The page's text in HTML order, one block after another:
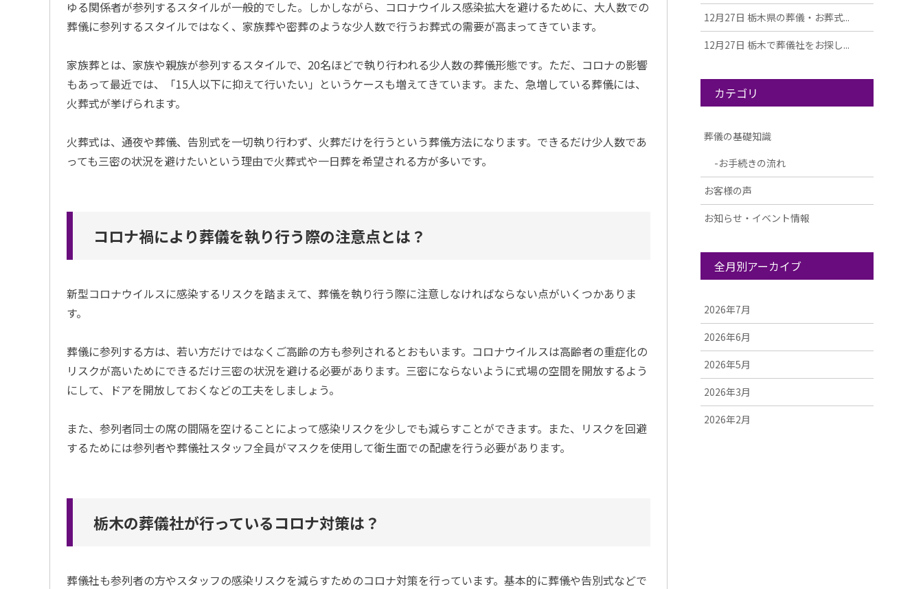
ゆる関係者が参列するスタイルが一般的でした。しかしながら、コロナウイルス感染拡大を避けるために、大人数での
葬儀に参列するスタイルではなく、家族葬や密葬のような少人数で行うお葬式の需要が高まってきています。
家族葬とは、家族や親族が参列するスタイルで、20名ほどで執り行われる少人数の葬儀形態です。ただ、コロナの影響
もあって最近では、「15人以下に抑えて行いたい」というケースも増えてきています。また、急増している葬儀には、
火葬式が挙げられます。
火葬式は、通夜や葬儀、告別式を一切執り行わず、火葬だけを行うという葬儀方法になります。できるだけ少人数であ
っても三密の状況を避けたいという理由で火葬式や一日葬を希望される方が多いです。
コロナ禍により葬儀を執り行う際の注意点とは？
新型コロナウイルスに感染するリスクを踏まえて、葬儀を執り行う際に注意しなければならない点がいくつかありま
す。
葬儀に参列する方は、若い方だけではなくご高齢の方も参列されるとおもいます。コロナウイルスは高齢者の重症化の
リスクが高いためにできるだけ三密の状況を避ける必要があります。三密にならないように式場の空間を開放するよう
にして、ドアを開放しておくなどの工夫をしましょう。
また、参列者同士の席の間隔を空けることによって感染リスクを少しでも減らすことができます。また、リスクを回避
するためには参列者や葬儀社スタッフ全員がマスクを使用して衛生面での配慮を行う必要があります。
栃木の葬儀社が行っているコロナ対策は？
葬儀社も参列者の方やスタッフの感染リスクを減らすためのコロナ対策を行っています。基本的に葬儀や告別式などで
12月27日 栃木県の葬儀・お葬式...
12月27日 栃木で葬儀社をお探し...
カテゴリ
葬儀の基礎知識
お手続きの流れ
お客様の声
お知らせ・イベント情報
全月別アーカイブ
2026年7月
2026年6月
2026年5月
2026年3月
2026年2月